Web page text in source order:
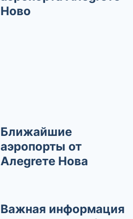
Ново
Ближайшие
аэропорты от
Алеgreте Нова
Важная информация